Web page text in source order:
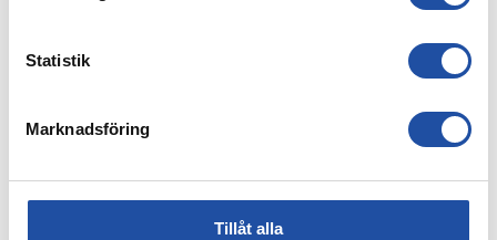
Statistik
Marknadsföring
Tillåt alla
FREJA LINDWALL LÅNAS UT TILL HUSQVARNA FF